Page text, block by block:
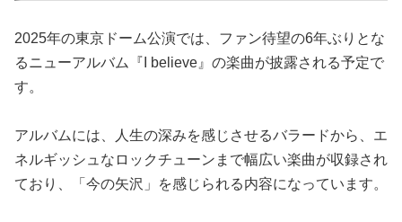
2025年の東京ドーム公演では、ファン待望の6年ぶりとな
るニューアルバム『I believe』の楽曲が披露される予定で
す。
アルバムには、人生の深みを感じさせるバラードから、エ
ネルギッシュなロックチューンまで幅広い楽曲が収録され
ており、「今の矢沢」を感じられる内容になっています。